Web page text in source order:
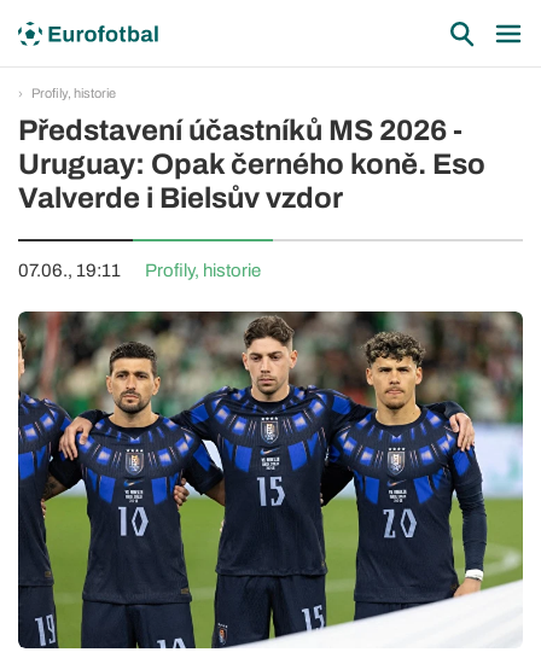
Profily, historie
Představení účastníků MS 2026 -
Uruguay: Opak černého koně. Eso
Valverde i Bielsův vzdor
07.06., 19:11 Profily, historie